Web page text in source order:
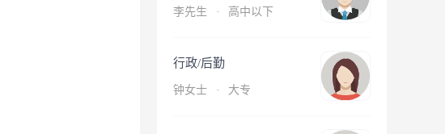
李先生 · 高中以下
行政/后勤
钟女士 · 大专